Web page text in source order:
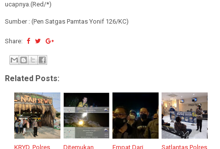
ucapnya.(Red/*)
Sumber : (Pen Satgas Pamtas Yonif 126/KC)
Share:
Related Posts:
KRYD, Polres
Ditemukan
Empat Dari
Satlantas Polres